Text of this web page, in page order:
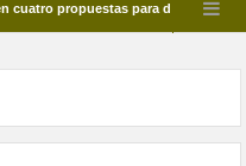
para disfrutar del deporte